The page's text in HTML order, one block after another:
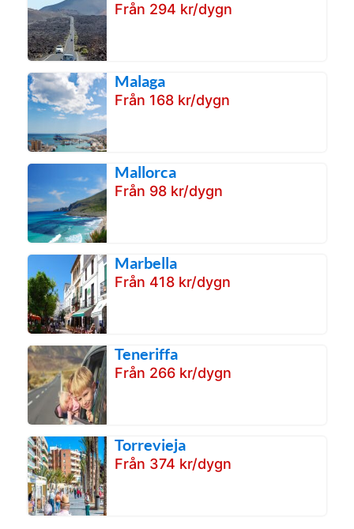
Från 294 kr/dygn
Malaga
Från 168 kr/dygn
Mallorca
Från 98 kr/dygn
Marbella
Från 418 kr/dygn
Teneriffa
Från 266 kr/dygn
Torrevieja
Från 374 kr/dygn